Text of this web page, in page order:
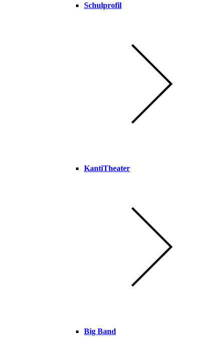
Schulprofil
KantiTheater
Big Band